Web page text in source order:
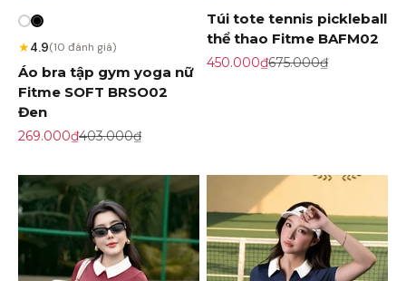
★4.9(10 đánh giá)
Áo bra tập gym yoga nữ
Fitme SOFT BRSO02
Đen
Giá khuyến mãi
269.000₫Giá gốc
403.000₫
Túi tote tennis pickleball
thể thao Fitme BAFM02
Giá khuyến mãi
450.000₫Giá gốc
675.000₫